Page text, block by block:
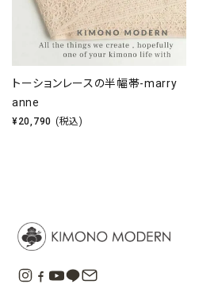
トーションレースの半幅帯-marry
anne
¥20,790 (税込)